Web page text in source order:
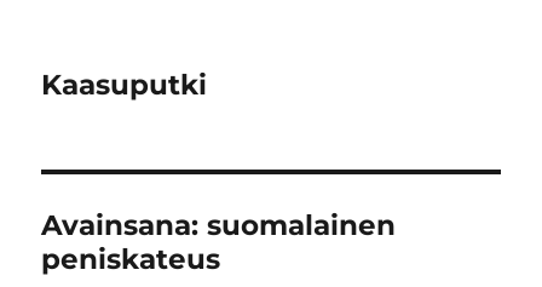
Kaasuputki
Avainsana:suomalainen
peniskateus